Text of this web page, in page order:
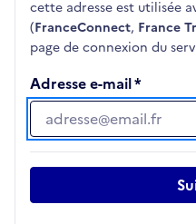
cette adresse est utilisée
(FranceConnect, France
page de connexion du
Adresse e-mail
Adresse e-mail